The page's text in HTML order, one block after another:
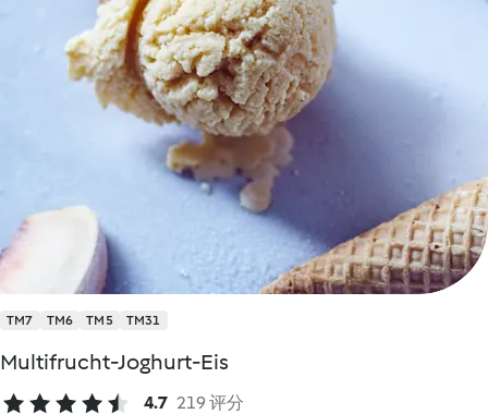
TM7 TM6 TM5 TM31
Multifrucht-Joghurt-Eis
4.7 219 评分